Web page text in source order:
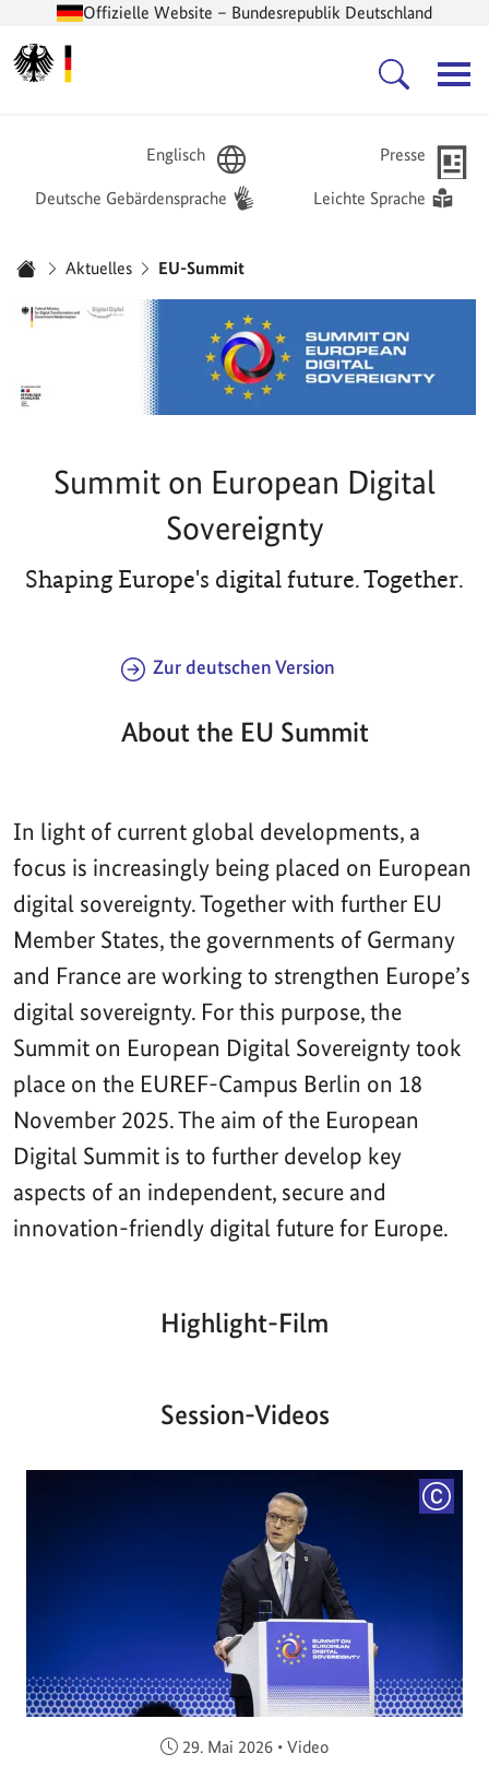
Offizielle Website – Bundesrepublik Deutschland
Englisch Presse
Deutsche Gebärdensprache Leichte Sprache
Aktuelles EU-Summit
Summit on European Digital
Sovereignty
Shaping Europe's digital future. Together.
Zur deutschen Version
About the EU Summit
In light of current global developments, a
focus is increasingly being placed on European
digital sovereignty. Together with further EU
Member States, the governments of Germany
and France are working to strengthen Europe’s
digital sovereignty. For this purpose, the
Summit on European Digital Sovereignty took
place on the EUREF-Campus Berlin on 18
November 2025. The aim of the European
Digital Summit is to further develop key
aspects of an independent, secure and
innovation-friendly digital future for Europe.
Highlight-Film
Aktueller
00:00| 00:00
Session-Videos
Veröffentlicht am:
29. Mai 2026 • Video